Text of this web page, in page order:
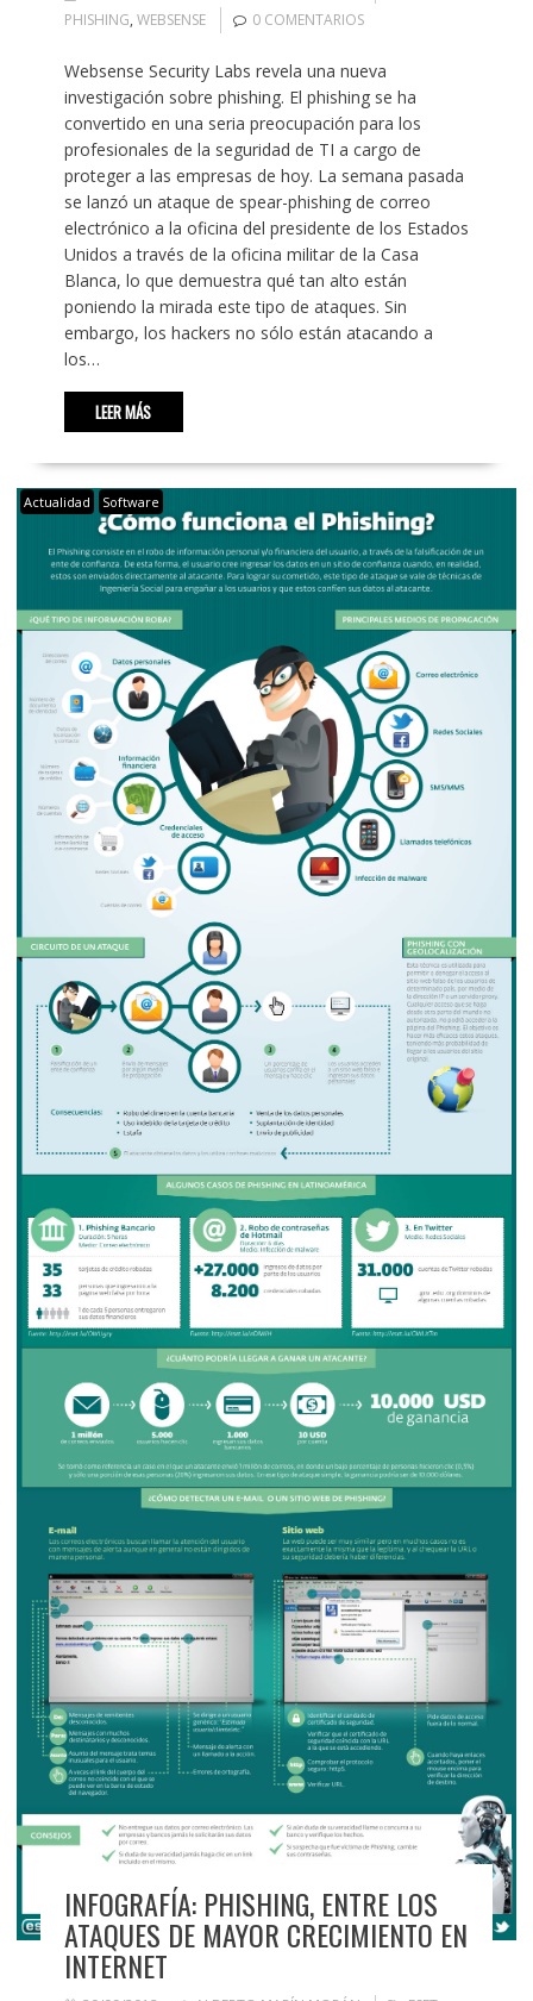
PHISHING, WEBSENSE 0 COMENTARIOS
Websense Security Labs revela una nueva
investigación sobre phishing. El phishing se ha
convertido en una seria preocupación para los
profesionales de la seguridad de TI a cargo de
proteger a las empresas de hoy. La semana pasada
se lanzó un ataque de spear-phishing de correo
electrónico a la oficina del presidente de los Estados
Unidos a través de la oficina militar de la Casa
Blanca, lo que demuestra qué tan alto están
poniendo la mirada este tipo de ataques. Sin
embargo, los hackers no sólo están atacando a
los…
LEER MÁS
Actualidad Software
INFOGRAFÍA: PHISHING, ENTRE LOS
ATAQUES DE MAYOR CRECIMIENTO EN
INTERNET